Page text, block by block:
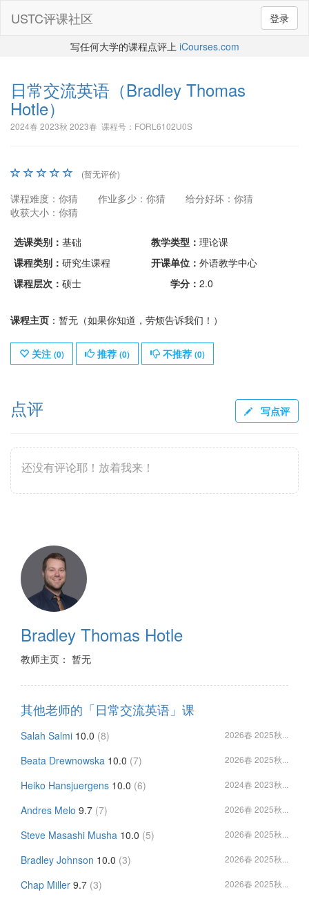
登录
USTC评课社区
写任何大学的课程点评上 iCourses.com
日常交流英语 （Bradley Thomas
Hotle）
2024春 2023秋 2023春 课程号：FORL6102U0S
(暂无评价)
课程难度：你猜 作业多少：你猜
给分好坏：你猜
收获大小：你猜
选课类别： 基础 教学类型： 理论课
课程类别： 研究生课程 开课单位： 外语教学中心
课程层次： 硕士 学分： 2.0
课程主页 ：暂无（如果你知道，劳烦告诉我们！）
关注 (0) 推荐 (0) 不推荐 (0)
点评 写点评
还没有评论耶！放着我来！
Bradley Thomas Hotle
教师主页： 暂无
其他老师的「日常交流英语」课
Salah Salmi 10.0 (8) 2026春 2025秋...
Beata Drewnowska 10.0 (7) 2026春 2025秋...
Heiko Hansjuergens 10.0 (6) 2024春 2023秋...
Andres Melo 9.7 (7) 2026春 2025秋...
Steve Masashi Musha 10.0 (5) 2026春 2025秋...
Bradley Johnson 10.0 (3) 2026春 2025秋...
Chap Miller 9.7 (3) 2026春 2025秋...